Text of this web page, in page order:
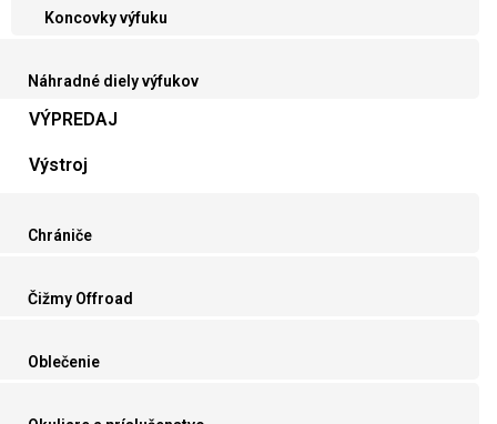
Koncovky výfuku
Náhradné diely výfukov
VÝPREDAJ
Výstroj
Chrániče
Čižmy Offroad
Oblečenie